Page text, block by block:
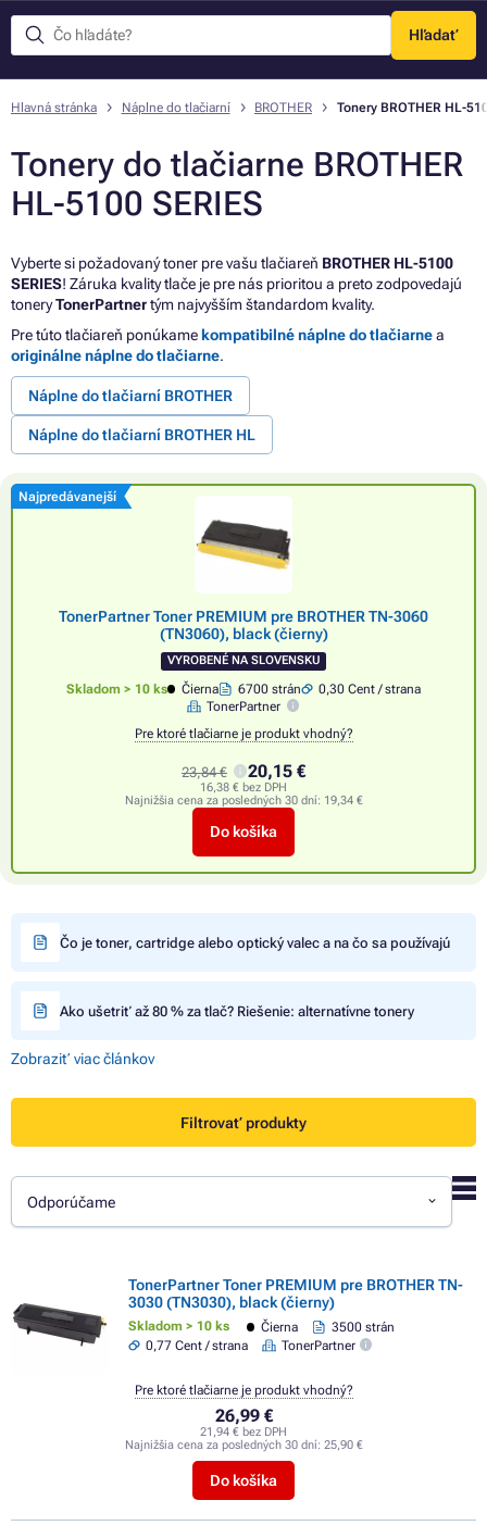
Hľadať
Menu
Hlavná stránka Náplne do tlačiarní BROTHER Tonery BROTHER HL-
Tonery do tlačiarne BROTHER
HL-5100 SERIES
Vyberte si požadovaný toner pre vašu tlačiareň BROTHER HL-5100
SERIES! Záruka kvality tlače je pre nás prioritou a preto zodpovedajú
toneryTonerPartnertým najvyšším štandardom kvality.
Pre túto tlačiareň ponúkame kompatibilné náplne do tlačiarnea
originálne náplne do tlačiarne.
Náplne do tlačiarní BROTHER
Náplne do tlačiarní BROTHER HL
Najpredávanejší
TonerPartner Toner PREMIUM pre BROTHER TN-3060
(TN3060), black (čierny)
VYROBENÉ NA SLOVENSKU
Skladom > 10 ks Čierna 6700 strán
0,30 Cent / strana
TonerPartner
Pre ktoré tlačiarne je produkt vhodný?
23,84 € 20,15 €
16,38 € bez DPH
Najnižšia cena za posledných 30 dní: 19,34 €
Do košíka
Čo je toner, cartridge alebo optický valec a na čo sa používajú
Ako ušetriť až 80 % za tlač? Riešenie: alternatívne tonery
Zobraziť viac článkov
Filtrovať produkty
Odporúčame
TonerPartner Toner PREMIUM pre BROTHER TN-
3030 (TN3030), black (čierny)
Skladom > 10 ks Čierna
3500 strán
0,77 Cent / strana
TonerPartner
26,99 €
21,94 € bez DPH
Najnižšia cena za posledných 30 dní: 25,90 €
Do košíka
Pre ktoré tlačiarne je produkt vhodný?